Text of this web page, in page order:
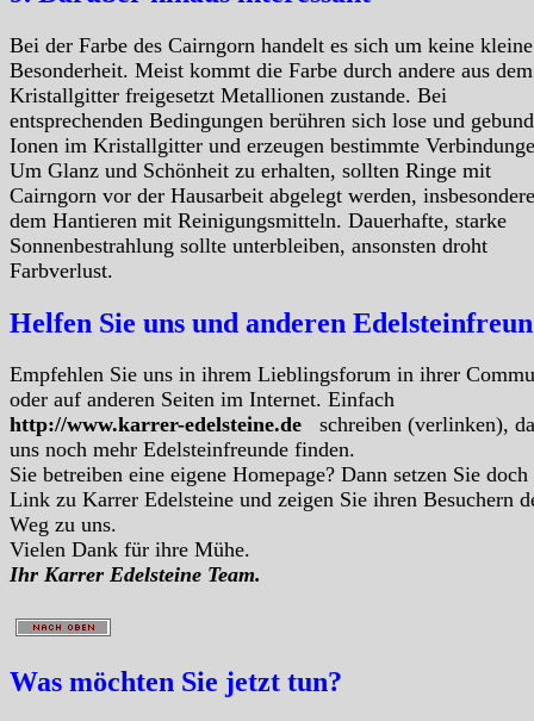
Bei der Farbe des Cairngorn handelt es sich um keine kleine
Besonderheit. Meist kommt die Farbe durch andere aus dem
Kristallgitter freigesetzt Metallionen zustande. Bei
entsprechenden Bedingungen berühren sich lose und
Ionen im Kristallgitter und erzeugen bestimmte
Um Glanz und Schönheit zu erhalten, sollten Ringe mit
Cairngorn vor der Hausarbeit abgelegt werden,
dem Hantieren mit Reinigungsmitteln. Dauerhafte, starke
Sonnenbestrahlung sollte unterbleiben, ansonsten droht
Farbverlust.
Helfen Sie uns und anderen
Empfehlen Sie uns in ihrem Lieblingsforum in ihrer
oder auf anderen Seiten im Internet. Einfach
http://www.karrer-edelsteine.de
schreiben (verlinken),
uns noch mehr Edelsteinfreunde finden.
Sie betreiben eine eigene Homepage? Dann setzen Sie doch
Link zu Karrer Edelsteine und zeigen Sie ihren Besuchern
Weg zu uns.
Vielen Dank für ihre Mühe.
Ihr Karrer Edelsteine Team.
Was möchten Sie jetzt tun?